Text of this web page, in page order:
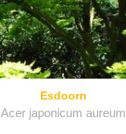
Esdoorn
Acer japonicum aureum